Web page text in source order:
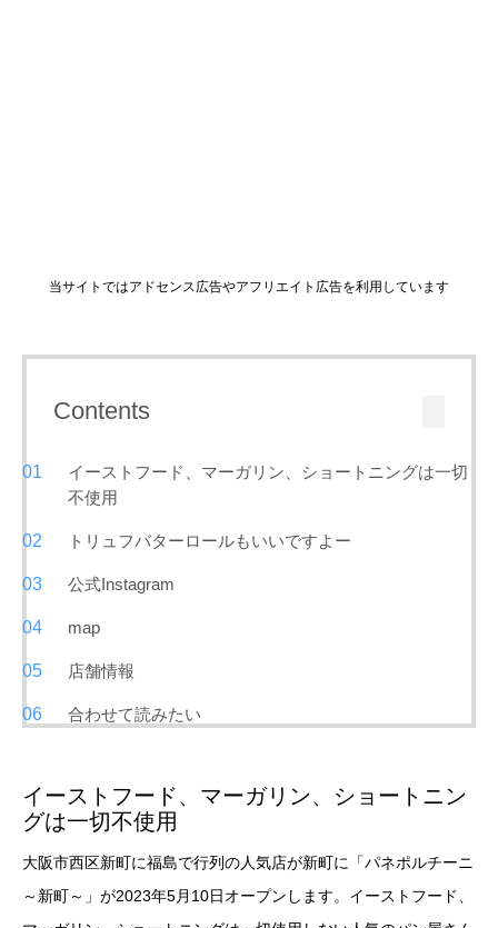
当サイトではアドセンス広告やアフリエイト広告を利用しています
Contents
イーストフード、マーガリン、ショートニングは一切
不使用
トリュフバターロールもいいですよー
公式Instagram
map
店舗情報
合わせて読みたい
イーストフード、マーガリン、ショートニン
グは一切不使用
大阪市西区新町に福島で行列の人気店が新町に「パネポルチーニ
～新町～」が2023年5月10日オープンします。イーストフード、